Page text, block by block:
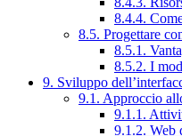
8.4.4.
8.5. Progettare
8.5.1.
8.5.2. I
9. Sviluppo
9.1. Approccio
9.1.1.
9.1.2. Web